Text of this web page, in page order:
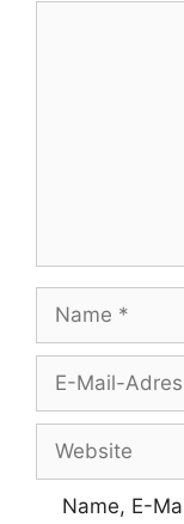
Mail-
Adresse
Name, E-